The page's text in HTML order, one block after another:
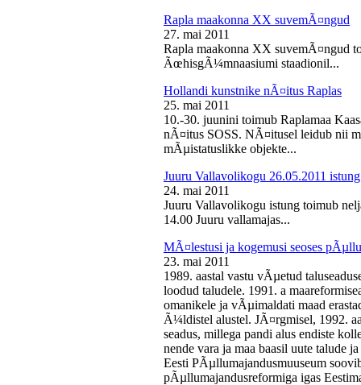
Rapla maakonna XX suvemÃ¤ngud
27. mai 2011
Rapla maakonna XX suvemÃ¤ngud
ÃœhisgÃ¼mnaasiumi staadionil...
Hollandi kunstnike nÃ¤itus Raplas
25. mai 2011
10.-30. juunini toimub Raplamaa
nÃ¤itus SOSS. NÃ¤itusel leidub nii
mÃµistatuslikke objekte...
Juuru Vallavolikogu 26.05.2011 istung
24. mai 2011
Juuru Vallavolikogu istung toimub
14.00 Juuru vallamajas...
MÃ¤lestusi ja kogemusi seoses
23. mai 2011
1989. aastal vastu vÃµetud
loodud taludele. 1991. a
omanikele ja vÃµimaldati maad
Ã¼ldistel alustel. JÃ¤rgmisel, 1992.
seadus, millega pandi alus endiste
nende vara ja maa baasil uute talude
Eesti PÃµllumajandusmuuseum
pÃµllumajandusreformiga igas